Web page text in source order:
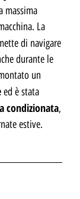
massima
La
di navigare
durante le
un
ed è stata
condizionata,
estive.